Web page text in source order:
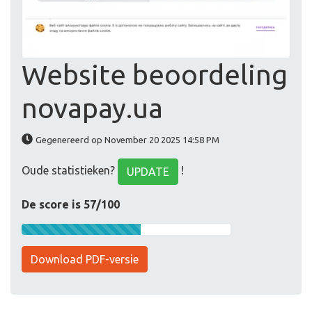
Website beoordeling
novapay.ua
Gegenereerd op November 20 2025 14:58 PM
Oude statistieken? UPDATE !
De score is 57/100
Download PDF-versie